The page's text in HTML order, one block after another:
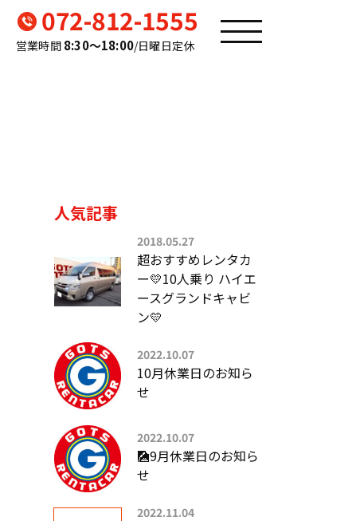
072-812-1555
営業時間 8:30〜18:00/日曜日定休
人気記事
2018.05.27
超おすすめレンタカ
ー💛10人乗り ハイエ
ースグランドキャビ
ン💛
2022.10.07
10月休業日のお知ら
せ
2022.10.07
🎑9月休業日のお知ら
せ
2022.11.04